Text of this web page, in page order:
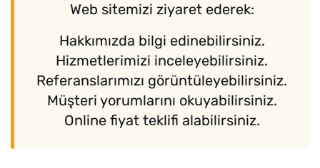
Web sitemizi ziyaret ederek:
Hakkımızda bilgi edinebilirsiniz.
Hizmetlerimizi inceleyebilirsiniz.
Referanslarımızı görüntüleyebilirsiniz.
Müşteri yorumlarını okuyabilirsiniz.
Online fiyat teklifi alabilirsiniz.